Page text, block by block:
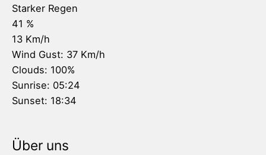
Starker Regen
41 %
13 Km/h
Wind Gust: 37 Km/h
Clouds: 100%
Sunrise: 05:24
Sunset: 18:34
Über uns